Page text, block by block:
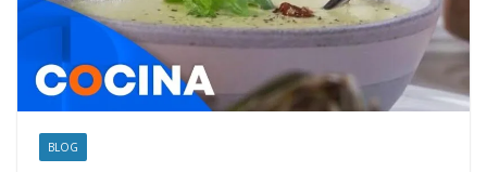
BLOG